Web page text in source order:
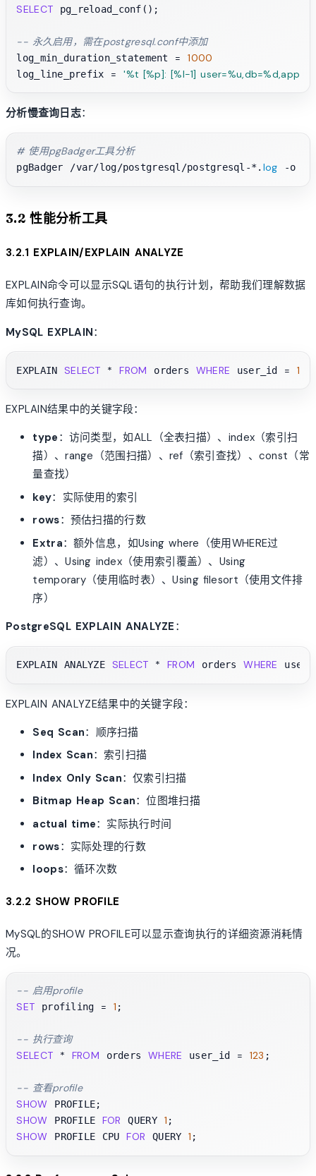
SELECT pg_reload_conf();
-- 永久启用，需在postgresql.conf中添加
log_min_duration_statement = 1000
log_line_prefix = '%t [%p]: [%l-1]
分析慢查询日志：
# 使用pgBadger工具分析
pgBadger /var/log/postgresql/postgresql-*. log
3.2 性能分析工具
3.2.1 EXPLAIN/EXPLAIN ANALYZE
EXPLAIN命令可以显示SQL语句的执行计划，帮助我们理解数据
库如何执行查询。
MySQL EXPLAIN：
EXPLAIN SELECT * FROM orders WHERE user_id = 123
EXPLAIN结果中的关键字段：
type ：访问类型，如ALL（全表扫描）、index（索引扫
描）、range（范围扫描）、ref（索引查找）、const（常
量查找）
key：实际使用的索引
rows：预估扫描的行数
Extra：额外信息，如Using where（使用WHERE过
滤）、Using index（使用索引覆盖）、Using
temporary（使用临时表）、Using filesort（使用文件排
序）
PostgreSQL EXPLAIN ANALYZE ：
EXPLAIN ANALYZE SELECT * FROM orders WHERE
EXPLAIN ANALYZE结果中的关键字段：
Seq Scan：顺序扫描
Index Scan：索引扫描
Index Only Scan：仅索引扫描
Bitmap Heap Scan：位图堆扫描
actual time：实际执行时间
rows：实际处理的行数
loops：循环次数
3.2.2 SHOW PROFILE
MySQL的SHOW PROFILE可以显示查询执行的详细资源消耗情
况。
-- 启用profile
SET profiling = 1 ;
-- 执行查询
SELECT
* FROM orders WHERE user_id = 123 ;
-- 查看profile
SHOW
SHOW PROFILE FOR QUERY 1
SHOW PROFILE CPU FOR QUERY 1